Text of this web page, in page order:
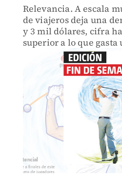
Relevancia. A escala
de viajeros deja una
y 3 mil dólares, cifra
superior a lo que gasta
visita el país sin pisar